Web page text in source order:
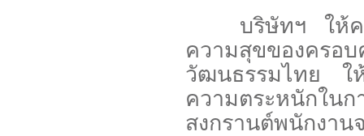
บริษัทฯ ให้ควา
ความสุขของครอบ
วัฒนธรรมไทย ใ
ความตระหนักใน
สงกรานต์พนักงาน